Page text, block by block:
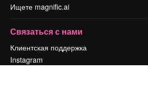
Ищете magnific.ai
Связаться с нами
Клиентская поддержка
Instagram